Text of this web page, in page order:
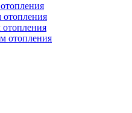
отопления
отопления